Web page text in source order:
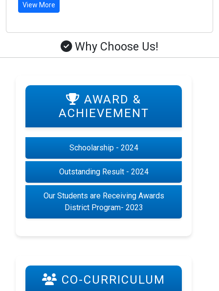
View More
Why Choose Us!
AWARD &
ACHIEVEMENT
Schoolarship - 2024
Outstanding Result - 2024
Our Students are Receiving Awards
District Program- 2023
CO-CURRICULUM